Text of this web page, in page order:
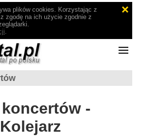
plików cookies. Korzystając z
zgodę na ich użycie zgodnie z
.
-